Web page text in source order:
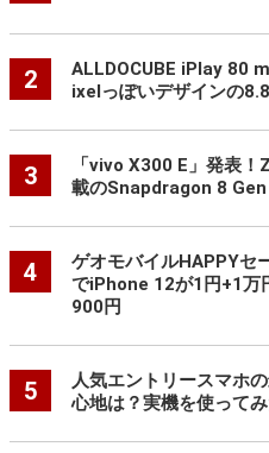
2
ALLDOCUBE iPlay 80
ixelっぽいデザインの
3
「vivo X300 E」発表
載のSnapdragon 8 Gen
4
ゲオモバイルHAPPYセ
でiPhone 12が1円+1万
900円
5
人気エントリースマホ
心地は？実機を使って